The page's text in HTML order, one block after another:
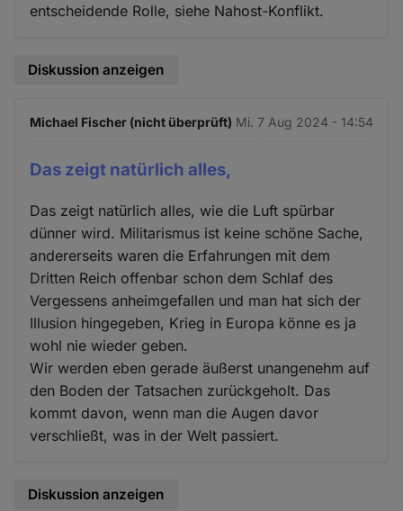
entscheidende Rolle, siehe Nahost-Konflikt.
Diskussion anzeigen
Michael Fischer (nicht überprüft) Mi. 7 Aug 2024 - 14:54
Das zeigt natürlich alles,
Das zeigt natürlich alles, wie die Luft spürbar
dünner wird. Militarismus ist keine schöne Sache,
andererseits waren die Erfahrungen mit dem
Dritten Reich offenbar schon dem Schlaf des
Vergessens anheimgefallen und man hat sich der
Illusion hingegeben, Krieg in Europa könne es ja
wohl nie wieder geben.
Wir werden eben gerade äußerst unangenehm auf
den Boden der Tatsachen zurückgeholt. Das
kommt davon, wenn man die Augen davor
verschließt, was in der Welt passiert.
Diskussion anzeigen